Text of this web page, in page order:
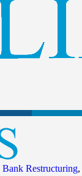
Bank Restructuring,